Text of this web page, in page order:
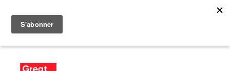
MENU